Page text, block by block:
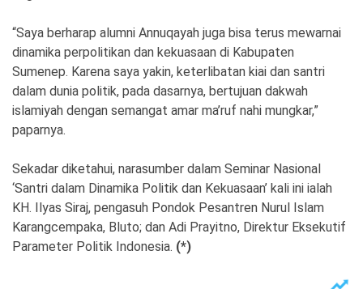
“Saya berharap alumni Annuqayah juga bisa terus mewarnai
dinamika perpolitikan dan kekuasaan di Kabupaten
Sumenep. Karena saya yakin, keterlibatan kiai dan santri
dalam dunia politik, pada dasarnya, bertujuan dakwah
islamiyah dengan semangat amar ma’ruf nahi mungkar,”
paparnya.
Sekadar diketahui, narasumber dalam Seminar Nasional
‘Santri dalam Dinamika Politik dan Kekuasaan’ kali ini ialah
KH. Ilyas Siraj, pengasuh Pondok Pesantren Nurul Islam
Karangcempaka, Bluto; dan Adi Prayitno, Direktur Eksekutif
Parameter Politik Indonesia. (*)